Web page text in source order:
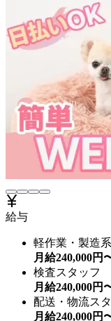
給与
軽作業・製造系
月給240,000円
検査スタッフ
月給240,000円
配送・物流ス
月給240,000円